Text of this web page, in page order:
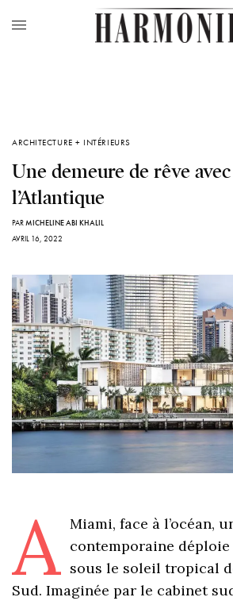
ARCHITECTURE + INTÉRIEURS
Une demeure de rêve
l’Atlantique
PARMICHELINE ABI KHALIL
AVRIL 16, 2022
A Miami, face à l’océan,
contemporaine déploie
sous le soleil tropical
Sud. Imaginée par le cabinet